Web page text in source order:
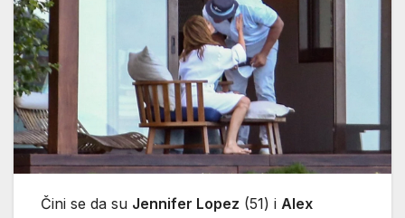
Čini se da su Jennifer Lopez (51) i Alex